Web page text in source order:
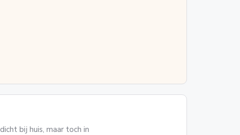
bij huis, maar toch in